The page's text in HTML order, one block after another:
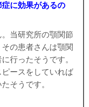
に効果があるの
当研究所の顎関節
の患者さんは顎関
行ったそうです。
ースをしていれば
そうです。